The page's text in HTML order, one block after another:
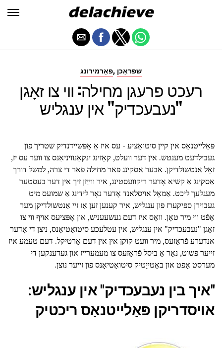
פאָרמירונג, שפּראַכן
רעכט פרעגן מחילה: ווי צו זאָגן
"נעבעכדיק" אין ענגליש
פּאַלייטנאַס אין קיין סיטואַציע - עס איז אַ אָפּשיידנדיק שטריך פון
געבילדעט מענטש. אין דער וועלט, קאָזינג ינקאַנוויניאַנס צו ווער עס יז,
זאָל אַנטשולדיקן. אבער אַסקינג פֿאַר מחילה פֿאַר די צרה, למשל דורך
אַסקינג אַ קשיא אָדער ריקוועסטינג, איר ווייַזן זיך אין דער בעסטער
מעגלעך ליכט. אַמאָל אויסלאנד אָדער נאָר לידינג אַ שמועס מיט
געבוירן ספּיקערז פון ענגליש, איר קענען זען אַז זיי אַנטשולדיקן מער
אָפֿט ווי מיר טאָן. וואָס איז דעם געשעעניש, און אָפּציעס אויף ווי צו
זאָגן "נעבעכדיק" אין ענגליש, אין עטלעכע סיטואַטיאָנס, ניצן די אָדער
אנדערע פֿראַזעס, מיר וועט קוקן אין אין דעם אַרטיקל. דעם טעמע איז
זייער פּשוט, נאָר אַ ביסל פֿראַזעס צו מעמערייז און געדענקען די
מערסט אָפט און באַטייַטיק סיטואַטיאָנס פון זייער נוצן.
"איך בין נעבעכדיק" אין ענגליש:
אויסדריקן פּאַלייטנאַס ריכטיק